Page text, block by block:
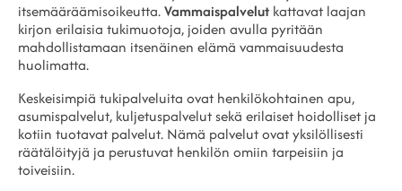
itsemääräämisoikeutta.Vammaispalvelut kattavat laajan
kirjon erilaisia tukimuotoja, joiden avulla pyritään
mahdollistamaan itsenäinen elämä vammaisuudesta
huolimatta.
Keskeisimpiä tukipalveluita ovat henkilökohtainen apu,
asumispalvelut, kuljetuspalvelut sekä erilaiset hoidolliset ja
kotiin tuotavat palvelut. Nämä palvelut ovat yksilöllisesti
räätälöityjä ja perustuvat henkilön omiin tarpeisiin ja
toiveisiin.